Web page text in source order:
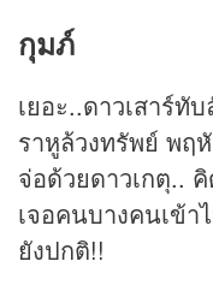
กุมภ์
เยอะ..ดาวเสาร์
ราหูล้วงทรัพย์ พฤ
จ่อด้วยดาวเกตุ..
เจอคนบางคนเข้
ยังปกติ!!